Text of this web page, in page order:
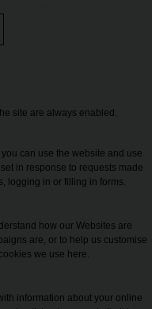
site are always enabled.
can use the website and use
in response to requests made
logging in or filling in forms.
how our Websites are
are, or to help us customise
we use here.
information about your online